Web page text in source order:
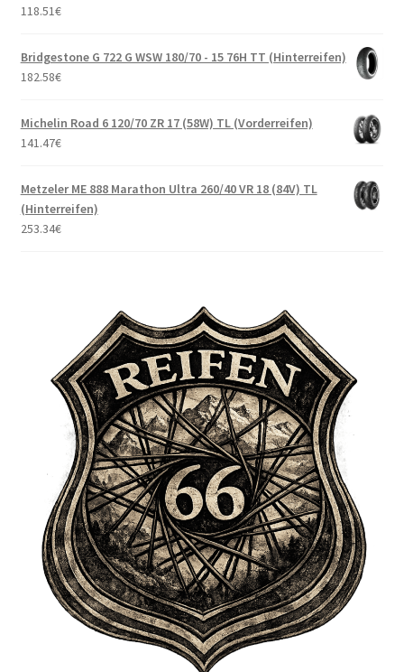
118.51€
Bridgestone G 722 G WSW 180/70 - 15 76H TT (Hinterreifen)
182.58€
Michelin Road 6 120/70 ZR 17 (58W) TL (Vorderreifen)
141.47€
Metzeler ME 888 Marathon Ultra 260/40 VR 18 (84V) TL
(Hinterreifen)
253.34€